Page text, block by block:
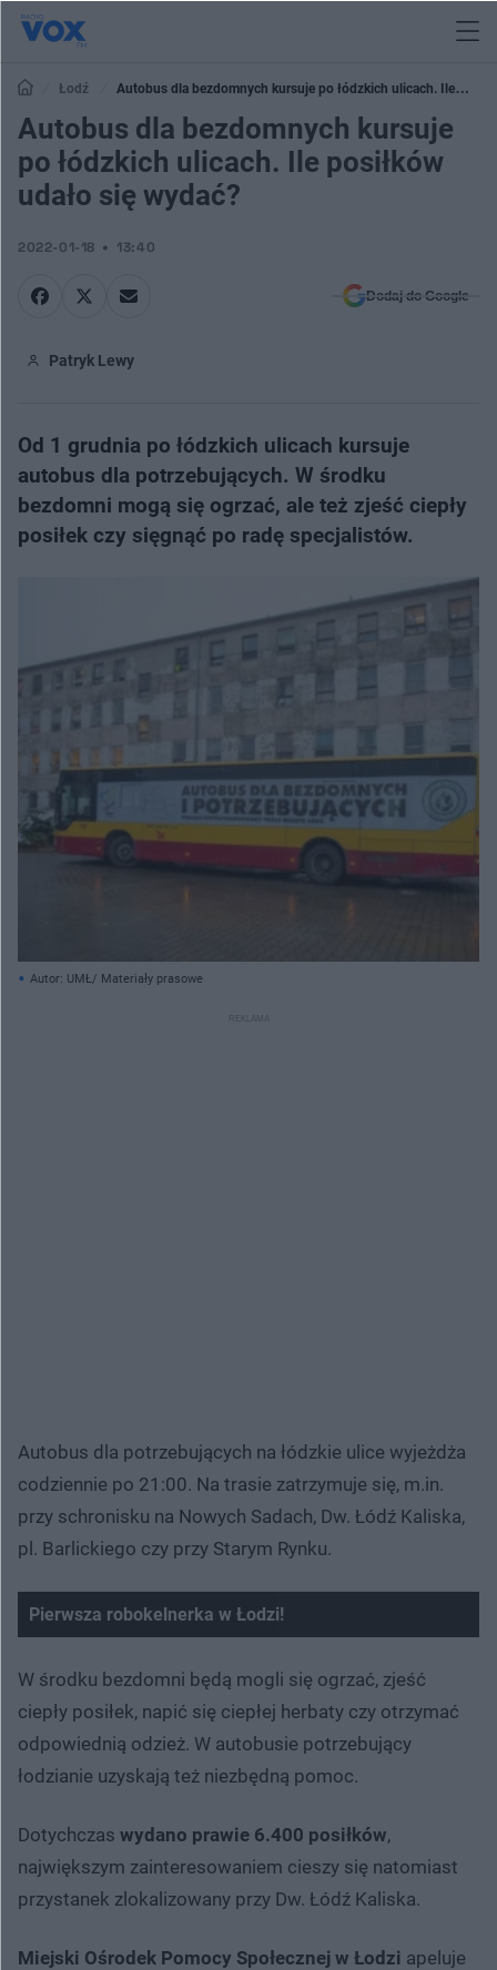
Łodź
Autobus dla bezdomnych kursuje po łódzkich ulicach. Ile
posiłków udało się wydać?
Autobus dla bezdomnych kursuje
po łódzkich ulicach. Ile posiłków
udało się wydać?
2022-01-18 13:40
Dodaj do Google
Patryk Lewy
Od 1 grudnia po łódzkich ulicach kursuje
autobus dla potrzebujących. W środku
bezdomni mogą się ogrzać, ale też zjeść ciepły
posiłek czy sięgnąć po radę specjalistów.
Autor: UMŁ/ Materiały prasowe
Autobus dla potrzebujących na łódzkie ulice wyjeżdża
codziennie po 21:00. Na trasie zatrzymuje się, m.in.
przy schronisku na Nowych Sadach, Dw. Łódź Kaliska,
pl. Barlickiego czy przy Starym Rynku.
Pierwsza robokelnerka w Łodzi!
W środku bezdomni będą mogli się ogrzać, zjeść
ciepły posiłek, napić się ciepłej herbaty czy otrzymać
odpowiednią odzież. W autobusie potrzebujący
łodzianie uzyskają też niezbędną pomoc.
Dotychczas wydano prawie 6.400 posiłków,
największym zainteresowaniem cieszy się natomiast
przystanek zlokalizowany przy Dw. Łódź Kaliska.
Miejski Ośrodek Pomocy Społecznej w Łodzi apeluje